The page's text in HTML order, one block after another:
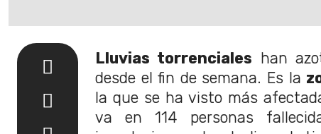
Lluvias torrenciales han
desde el fin de semana. Es la
la que se ha visto más
va en 114 personas